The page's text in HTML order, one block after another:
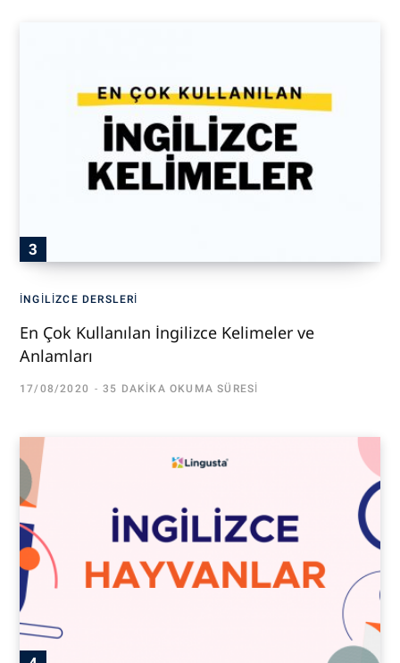
İNGILIZCE DERSLERI
En Çok Kullanılan İngilizce Kelimeler ve
Anlamları
17/08/2020 35 DAKIKA OKUMA SÜRESI